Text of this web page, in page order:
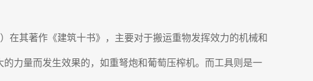
在其著作《建筑十书》，主要对于搬运重物发挥效力的机械和
的力量而发生效果的，如重弩炮和葡萄压榨机。而工具则是一